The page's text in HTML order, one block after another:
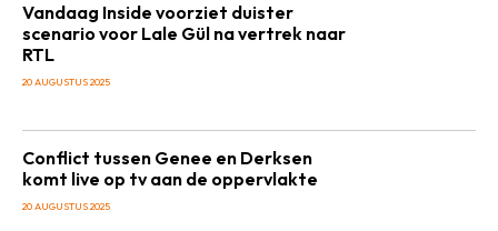
Vandaag Inside voorziet duister
scenario voor Lale Gül na vertrek naar
RTL
20 AUGUSTUS 2025
Conflict tussen Genee en Derksen
komt live op tv aan de oppervlakte
20 AUGUSTUS 2025